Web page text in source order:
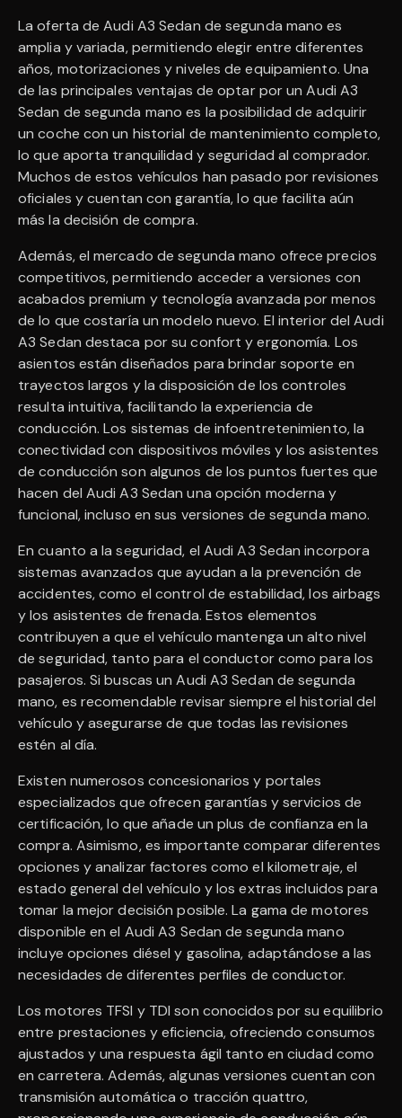
La oferta de Audi A3 Sedan de segunda mano es
amplia y variada, permitiendo elegir entre diferentes
años, motorizaciones y niveles de equipamiento. Una
de las principales ventajas de optar por un Audi A3
Sedan de segunda mano es la posibilidad de adquirir
un coche con un historial de mantenimiento completo,
lo que aporta tranquilidad y seguridad al comprador.
Muchos de estos vehículos han pasado por revisiones
oficiales y cuentan con garantía, lo que facilita aún
más la decisión de compra.
Además, el mercado de segunda mano ofrece precios
competitivos, permitiendo acceder a versiones con
acabados premium y tecnología avanzada por menos
de lo que costaría un modelo nuevo. El interior del Audi
A3 Sedan destaca por su confort y ergonomía. Los
asientos están diseñados para brindar soporte en
trayectos largos y la disposición de los controles
resulta intuitiva, facilitando la experiencia de
conducción. Los sistemas de infoentretenimiento, la
conectividad con dispositivos móviles y los asistentes
de conducción son algunos de los puntos fuertes que
hacen del Audi A3 Sedan una opción moderna y
funcional, incluso en sus versiones de segunda mano.
En cuanto a la seguridad, el Audi A3 Sedan incorpora
sistemas avanzados que ayudan a la prevención de
accidentes, como el control de estabilidad, los airbags
y los asistentes de frenada. Estos elementos
contribuyen a que el vehículo mantenga un alto nivel
de seguridad, tanto para el conductor como para los
pasajeros. Si buscas un Audi A3 Sedan de segunda
mano, es recomendable revisar siempre el historial del
vehículo y asegurarse de que todas las revisiones
estén al día.
Existen numerosos concesionarios y portales
especializados que ofrecen garantías y servicios de
certificación, lo que añade un plus de confianza en la
compra. Asimismo, es importante comparar diferentes
opciones y analizar factores como el kilometraje, el
estado general del vehículo y los extras incluidos para
tomar la mejor decisión posible. La gama de motores
disponible en el Audi A3 Sedan de segunda mano
incluye opciones diésel y gasolina, adaptándose a las
necesidades de diferentes perfiles de conductor.
Los motores TFSI y TDI son conocidos por su equilibrio
entre prestaciones y eficiencia, ofreciendo consumos
ajustados y una respuesta ágil tanto en ciudad como
en carretera. Además, algunas versiones cuentan con
transmisión automática o tracción quattro,